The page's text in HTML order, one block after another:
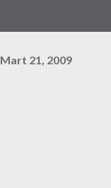
Mart 21, 2009